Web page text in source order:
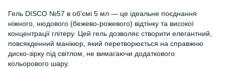
Гель DISCO №57 в об'ємі 5 мл — це ідеальне поєднання
ніжного, нюдового (бежево-рожевого) відтінку та високої
концентрації глітеру. Цей гель дозволяє створити елегантний,
повсякденний манікюр, який перетворюється на справжню
диско-зірку під світлом, не вимагаючи додаткового
кольорового шару.